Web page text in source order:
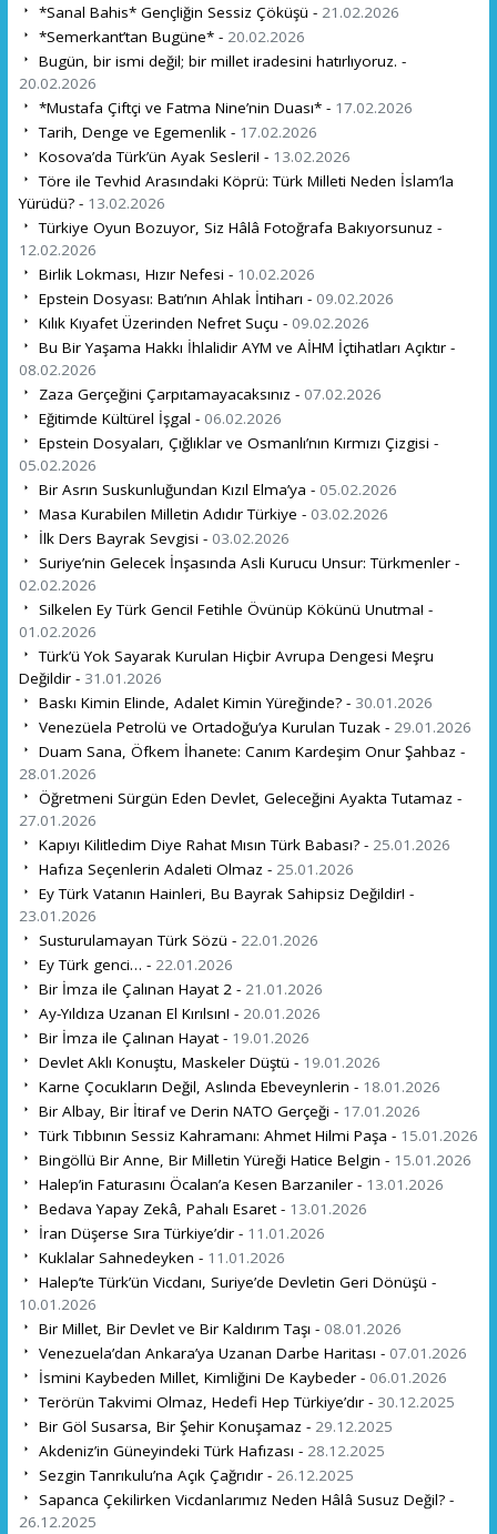
*Sanal Bahis* Gençliğin Sessiz Çöküşü - 21.02.2026
*Semerkant’tan Bugüne* - 20.02.2026
Bugün, bir ismi değil; bir millet iradesini hatırlıyoruz. -
20.02.2026
*Mustafa Çiftçi ve Fatma Nine’nin Duası* - 17.02.2026
Tarih, Denge ve Egemenlik - 17.02.2026
Kosova’da Türk’ün Ayak Sesleri! - 13.02.2026
Töre ile Tevhid Arasındaki Köprü: Türk Milleti Neden İslam’la
Yürüdü? - 13.02.2026
Türkiye Oyun Bozuyor, Siz Hâlâ Fotoğrafa Bakıyorsunuz -
12.02.2026
Birlik Lokması, Hızır Nefesi - 10.02.2026
Epstein Dosyası: Batı’nın Ahlak İntiharı - 09.02.2026
Kılık Kıyafet Üzerinden Nefret Suçu - 09.02.2026
Bu Bir Yaşama Hakkı İhlalidir AYM ve AİHM İçtihatları Açıktır -
08.02.2026
Zaza Gerçeğini Çarpıtamayacaksınız - 07.02.2026
Eğitimde Kültürel İşgal - 06.02.2026
Epstein Dosyaları, Çığlıklar ve Osmanlı’nın Kırmızı Çizgisi -
05.02.2026
Bir Asrın Suskunluğundan Kızıl Elma’ya - 05.02.2026
Masa Kurabilen Milletin Adıdır Türkiye - 03.02.2026
İlk Ders Bayrak Sevgisi - 03.02.2026
Suriye’nin Gelecek İnşasında Asli Kurucu Unsur: Türkmenler -
02.02.2026
Silkelen Ey Türk Genci! Fetihle Övünüp Kökünü Unutma! -
01.02.2026
Türk’ü Yok Sayarak Kurulan Hiçbir Avrupa Dengesi Meşru
Değildir - 31.01.2026
Baskı Kimin Elinde, Adalet Kimin Yüreğinde? - 30.01.2026
Venezüela Petrolü ve Ortadoğu’ya Kurulan Tuzak - 29.01.2026
Duam Sana, Öfkem İhanete: Canım Kardeşim Onur Şahbaz -
28.01.2026
Öğretmeni Sürgün Eden Devlet, Geleceğini Ayakta Tutamaz -
27.01.2026
Kapıyı Kilitledim Diye Rahat Mısın Türk Babası? - 25.01.2026
Hafıza Seçenlerin Adaleti Olmaz - 25.01.2026
Ey Türk Vatanın Hainleri, Bu Bayrak Sahipsiz Değildir! -
23.01.2026
Susturulamayan Türk Sözü - 22.01.2026
Ey Türk genci… - 22.01.2026
Bir İmza ile Çalınan Hayat 2 - 21.01.2026
Ay-Yıldıza Uzanan El Kırılsın! - 20.01.2026
Bir İmza ile Çalınan Hayat - 19.01.2026
Devlet Aklı Konuştu, Maskeler Düştü - 19.01.2026
Karne Çocukların Değil, Aslında Ebeveynlerin - 18.01.2026
Bir Albay, Bir İtiraf ve Derin NATO Gerçeği - 17.01.2026
Türk Tıbbının Sessiz Kahramanı: Ahmet Hilmi Paşa - 15.01.2026
Bingöllü Bir Anne, Bir Milletin Yüreği Hatice Belgin - 15.01.2026
Halep’in Faturasını Öcalan’a Kesen Barzaniler - 13.01.2026
Bedava Yapay Zekâ, Pahalı Esaret - 13.01.2026
İran Düşerse Sıra Türkiye’dir - 11.01.2026
Kuklalar Sahnedeyken - 11.01.2026
Halep’te Türk’ün Vicdanı, Suriye’de Devletin Geri Dönüşü -
10.01.2026
Bir Millet, Bir Devlet ve Bir Kaldırım Taşı - 08.01.2026
Venezuela’dan Ankara’ya Uzanan Darbe Haritası - 07.01.2026
İsmini Kaybeden Millet, Kimliğini De Kaybeder - 06.01.2026
Terörün Takvimi Olmaz, Hedefi Hep Türkiye’dır - 30.12.2025
Bir Göl Susarsa, Bir Şehir Konuşamaz - 29.12.2025
Akdeniz’in Güneyindeki Türk Hafızası - 28.12.2025
Sezgin Tanrıkulu’na Açık Çağrıdır - 26.12.2025
Sapanca Çekilirken Vicdanlarımız Neden Hâlâ Susuz Değil? -
26.12.2025